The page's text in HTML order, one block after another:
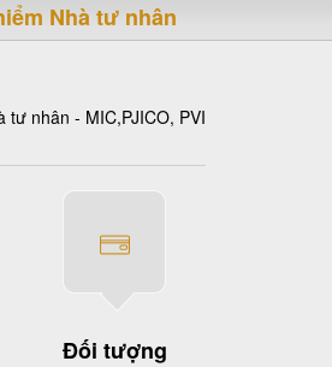
Nhà tư nhân
tư nhân - MIC,PJICO, PVI
Đối tượng